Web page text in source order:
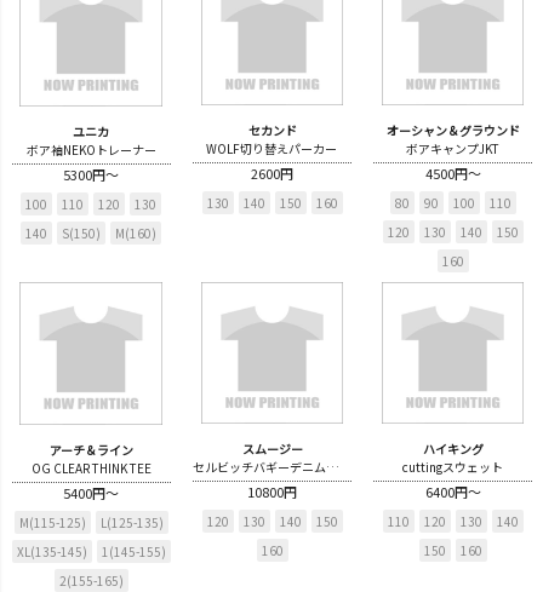
ユニカ
ボア袖NEKOトレーナー
5300円～
100 110 120
130
140
S(150) M(160)
セカンド
WOLF切り替えパーカー
2600円
130 140 150 160
オーシャン＆グラウンド
ボアキャンプJKT
4500円～
80 90 100
110
120
130 140
150
160
アーチ＆ライン
OG CLEAR THINK TEE
5400円～
M(115-125)
L(125-135)
XL(135-145)
1(145-155)
2(155-165)
スムージー
セルビッチバギーデニムパンツ
10800円
120 130 140
150
160
ハイキング
cuttingスウェット
6400円～
110 120 130
140
150
160